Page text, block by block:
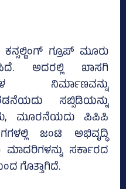
ಗ್ರೂಪ್ ಮೂರು
ಅದರಲ್ಲಿ ಖಾಸಗಿ
ನಿರ್ಮಾಣವನ್ನು
ಸಬ್ಸಿಡಿಯನ್ನು
ಮೂರನೆಯದು ಪಿಪಿಪಿ
ಜಂಟಿ ಅಭಿವೃದ್ಧಿ
ಸರ್ಕಾರದ
ಗೊತ್ತಾಗಿದೆ.